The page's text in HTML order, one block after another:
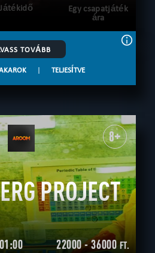
Játékidő
Egy csapatjáték
ára
TOVÁBB
| TELJESÍTVE
8+
PROJECT
01:00 22000 - 36000 FT.